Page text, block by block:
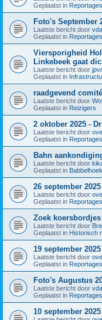
Geplaatst in
Foto's September
Laatste bericht door
Geplaatst in
Viersporigheid
Linkebeek gaat
Laatste bericht door
Geplaatst in
raadgevend
Laatste bericht door
Geplaatst in Reizigers
2 oktober 2025 -
Laatste bericht door
Geplaatst in
Bahn
Laatste bericht door
Geplaatst in Babbelhoek
26 september
Laatste bericht door
Geplaatst in
Zoek koersbordjes
Laatste bericht door
Geplaatst in Historisch
19 september
Laatste bericht door
Geplaatst in
Foto's Augustus
Laatste bericht door
Geplaatst in
10 september